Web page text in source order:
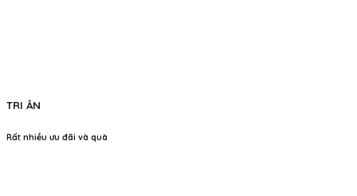
TRI ÂN
Rất nhiều ưu đãi và quà